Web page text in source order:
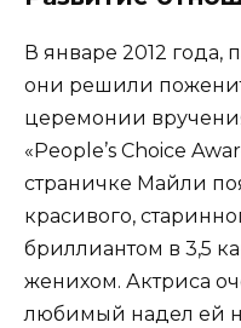
В январе 2012 года,
они решили
церемонии
«People’s Choice
страничке Майли
красивого,
бриллиантом в 3,5
женихом. Актриса
любимый надел ей